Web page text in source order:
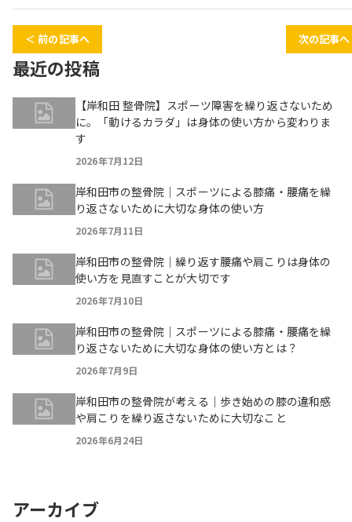
＜ 前の記事へ 次の記事
最近の投稿
【岸和田 整骨院】スポーツ障害を繰り返さないため
に。「動けるカラダ」は身体の使い方から変わりま
す
2026年7月12日
岸和田市の整骨院｜スポーツによる膝痛・腰痛を繰
り返さないために大切な身体の使い方
2026年7月11日
岸和田市の整骨院｜繰り返す腰痛や肩こりは身体の
使い方を見直すことが大切です
2026年7月10日
岸和田市の整骨院｜スポーツによる膝痛・腰痛を繰
り返さないために大切な身体の使い方とは？
2026年7月9日
岸和田市の整骨院が考える｜歩き始めの膝の違和感
や肩こりを繰り返さないために大切なこと
2026年6月24日
アーカイブ